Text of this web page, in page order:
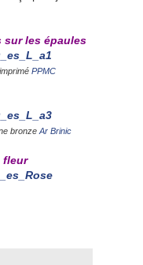
sur les épaules
, imprimé PPMC
bronze Ar Brinic
fleur